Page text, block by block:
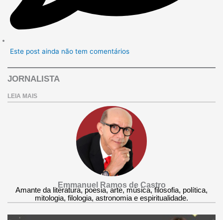
Este post ainda não tem comentários
JORNALISTA
LEIA MAIS
Emmanuel Ramos de Castro
Amante da literatura, poesia, arte, música, filosofia, política,
mitologia, filologia, astronomia e espiritualidade.